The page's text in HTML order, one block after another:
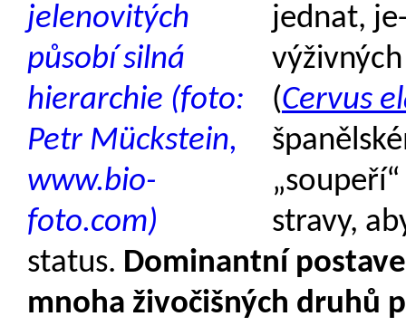
jednat,
(Cervus
stravy,
status. Dominantní
mnoha živočišných druhů